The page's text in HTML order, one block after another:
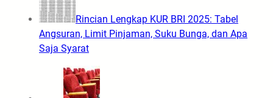
Rincian Lengkap KUR BRI 2025: Tabel
Angsuran, Limit Pinjaman, Suku Bunga, dan Apa
Saja Syarat